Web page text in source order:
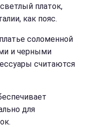
платок,
как пояс.
соломенной
и черными
считаются
для